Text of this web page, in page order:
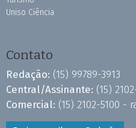
Uniso Ciência
Contato
Redação: (15) 99789-3913
Central/Assinante: (15)
Comercial: (15) 2102-5100 -